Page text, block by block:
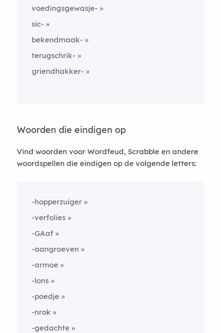
voedingsgewasje-
sic-
bekendmaak-
terugschrik-
griendhakker-
Woorden die eindigen op
Vind woorden voor Wordfeud, Scrabble en andere
woordspellen die eindigen op de volgende letters:
-hopperzuiger
-verfolies
-GAaf
-aangroeven
-armoe
-lons
-poedje
-nrok
-gedachte